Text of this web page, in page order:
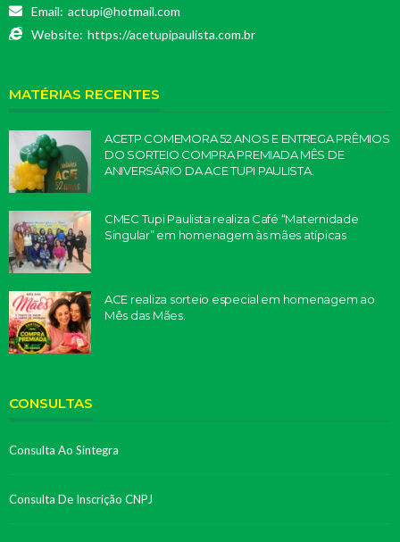
Email: actupi@hotmail.com
Website: https://acetupipaulista.com.br
MATÉRIAS RECENTES
ACETP COMEMORA 52 ANOS E ENTREGA PRÊMIOS
DO SORTEIO COMPRA PREMIADA MÊS DE
ANIVERSÁRIO DA ACE TUPI PAULISTA.
CMEC Tupi Paulista realiza Café “Maternidade
Singular” em homenagem às mães atípicas
ACE realiza sorteio especial em homenagem ao
Mês das Mães.
CONSULTAS
Consulta Ao Sintegra
Consulta De Inscrição CNPJ